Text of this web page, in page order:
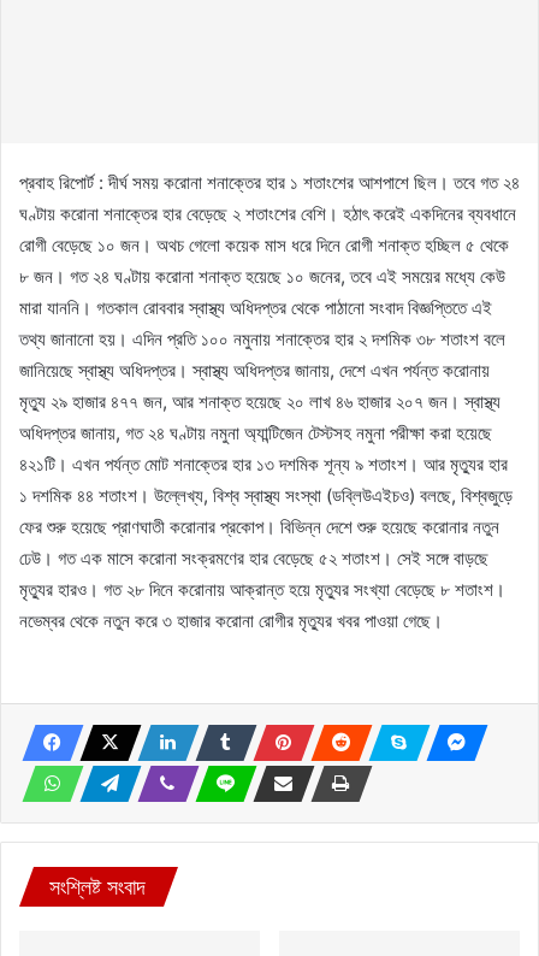
প্রবাহ রিপোর্ট : দীর্ঘ সময় করোনা শনাক্তের হার ১ শতাংশের আশপাশে ছিল। তবে গত ২৪
ঘণ্টায় করোনা শনাক্তের হার বেড়েছে ২ শতাংশের বেশি। হঠাৎ করেই একদিনের ব্যবধানে
রোগী বেড়েছে ১০ জন। অথচ গেলো কয়েক মাস ধরে দিনে রোগী শনাক্ত হচ্ছিল ৫ থেকে
৮ জন। গত ২৪ ঘণ্টায় করোনা শনাক্ত হয়েছে ১০ জনের, তবে এই সময়ের মধ্যে কেউ
মারা যাননি। গতকাল রোববার স্বাস্থ্য অধিদপ্তর থেকে পাঠানো সংবাদ বিজ্ঞপ্তিতে এই
তথ্য জানানো হয়। এদিন প্রতি ১০০ নমুনায় শনাক্তের হার ২ দশমিক ৩৮ শতাংশ বলে
জানিয়েছে স্বাস্থ্য অধিদপ্তর। স্বাস্থ্য অধিদপ্তর জানায়, দেশে এখন পর্যন্ত করোনায়
মৃত্যু ২৯ হাজার ৪৭৭ জন, আর শনাক্ত হয়েছে ২০ লাখ ৪৬ হাজার ২০৭ জন। স্বাস্থ্য
অধিদপ্তর জানায়, গত ২৪ ঘণ্টায় নমুনা অ্যান্টিজেন টেস্টসহ নমুনা পরীক্ষা করা হয়েছে
৪২১টি। এখন পর্যন্ত মোট শনাক্তের হার ১৩ দশমিক শূন্য ৯ শতাংশ। আর মৃত্যুর হার
১ দশমিক ৪৪ শতাংশ। উল্লেখ্য, বিশ্ব স্বাস্থ্য সংস্থা (ডব্লিউএইচও) বলছে, বিশ্বজুড়ে
ফের শুরু হয়েছে প্রাণঘাতী করোনার প্রকোপ। বিভিন্ন দেশে শুরু হয়েছে করোনার নতুন
ঢেউ। গত এক মাসে করোনা সংক্রমণের হার বেড়েছে ৫২ শতাংশ। সেই সঙ্গে বাড়ছে
মৃত্যুর হারও। গত ২৮ দিনে করোনায় আক্রান্ত হয়ে মৃত্যুর সংখ্যা বেড়েছে ৮ শতাংশ।
নভেম্বর থেকে নতুন করে ৩ হাজার করোনা রোগীর মৃত্যুর খবর পাওয়া গেছে।
সংশ্লিষ্ট সংবাদ